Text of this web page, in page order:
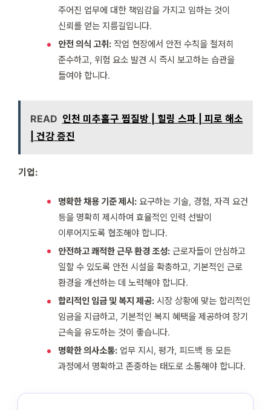
주어진 업무에 대한 책임감을 가지고 임하는 것이
신뢰를 얻는 지름길입니다.
안전 의식 고취: 작업 현장에서 안전 수칙을 철저히
준수하고, 위험 요소 발견 시 즉시 보고하는 습관을
들여야 합니다.
READ 인천 미추홀구 찜질방 | 힐링 스파 | 피로 해소
| 건강 증진
기업:
명확한 채용 기준 제시: 요구하는 기술, 경험, 자격 요건
등을 명확히 제시하여 효율적인 인력 선발이
이루어지도록 협조해야 합니다.
안전하고 쾌적한 근무 환경 조성: 근로자들이 안심하고
일할 수 있도록 안전 시설을 확충하고, 기본적인 근로
환경을 개선하는 데 노력해야 합니다.
합리적인 임금 및 복지 제공: 시장 상황에 맞는 합리적인
임금을 지급하고, 기본적인 복지 혜택을 제공하여 장기
근속을 유도하는 것이 좋습니다.
명확한 의사소통: 업무 지시, 평가, 피드백 등 모든
과정에서 명확하고 존중하는 태도로 소통해야 합니다.